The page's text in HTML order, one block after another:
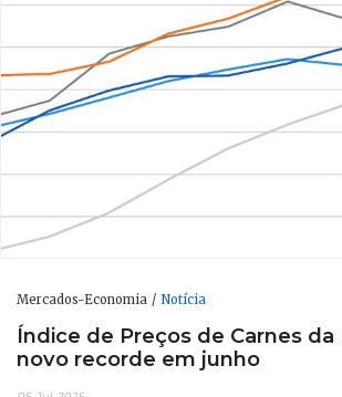
Mercados-Economia Notícia
Índice de Preços de Carnes da
novo recorde em junho